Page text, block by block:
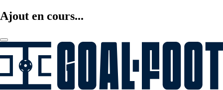
Ajout en cours...